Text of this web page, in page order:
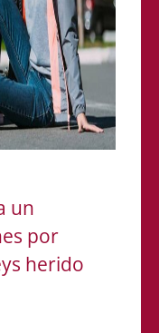
un
por
herido